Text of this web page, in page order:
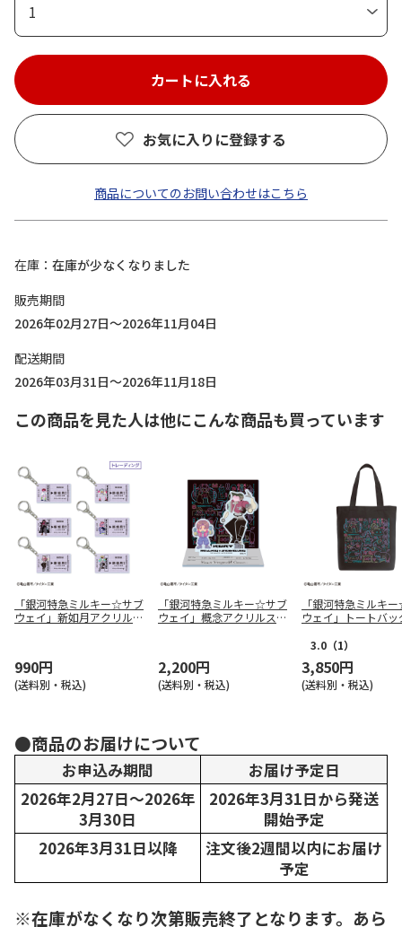
1
お気に入りに登録する
商品についてのお問い合わせはこちら
在庫
在庫が少なくなりました
販売期間
2026年02月27日～2026年11月04日
配送期間
2026年03月31日～2026年11月18日
この商品を見た人は他にこんな商品も買っています
「銀河特急ミルキー☆サブ
ウェイ」新如月アクリルキ
990円
(送料別・税込)
「銀河特急ミルキー☆サブ
ウェイ」概念アクリルスタ
2,200円
(送料別・税込)
「銀河特急ミルキ
ウェイ」トートバッ
3.0 （1）
3,850円
(送料別・税込)
●商品のお届けについて
お申込み期間
お届け予定日
2026年2月27日～2026年
3月30日
2026年3月31日から発送
開始予定
2026年3月31日以降
注文後2週間以内にお届け
予定
※在庫がなくなり次第販売終了となります。あら